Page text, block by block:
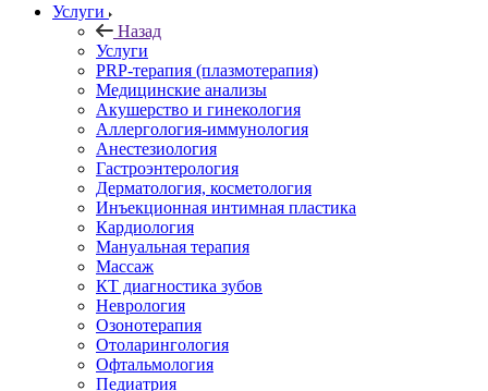
Услуги
Назад
Услуги
PRP-терапия (плазмотерапия)
Медицинские анализы
Акушерство и гинекология
Аллергология-иммунология
Анестезиология
Гастроэнтерология
Дерматология, косметология
Инъекционная интимная пластика
Кардиология
Мануальная терапия
Массаж
КТ диагностика зубов
Неврология
Озонотерапия
Отоларингология
Офтальмология
Педиатрия